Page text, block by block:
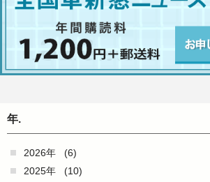
年.
2026年
(6)
2025年
(10)